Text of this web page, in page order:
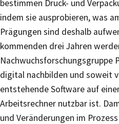
bestimmen Druck- und
indem sie ausprobieren, was
Prägungen sind deshalb
kommenden drei Jahren
Nachwuchsforschungsgruppe
digital nachbilden und soweit
entstehende Software auf
Arbeitsrechner nutzbar ist.
und Veränderungen im